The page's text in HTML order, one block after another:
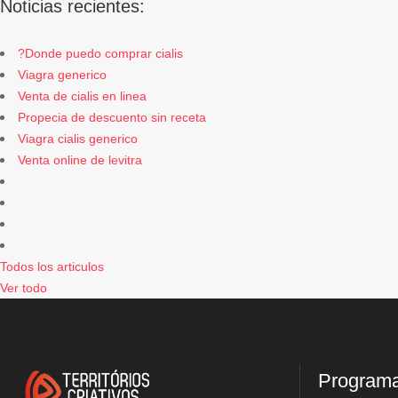
Noticias recientes:
?Donde puedo comprar cialis
Viagra generico
Venta de cialis en linea
Propecia de descuento sin receta
Viagra cialis generico
Venta online de levitra
Todos los articulos
Ver todo